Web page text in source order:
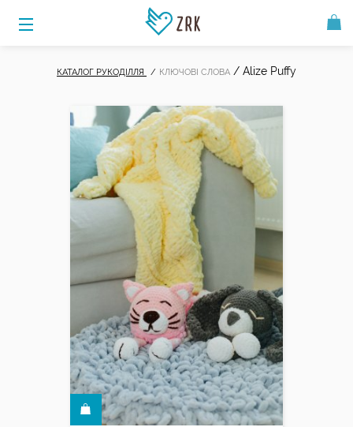
КАТАЛОГ РУКОДІЛЛЯ КЛЮЧОВІ СЛОВА / Alize Puffy